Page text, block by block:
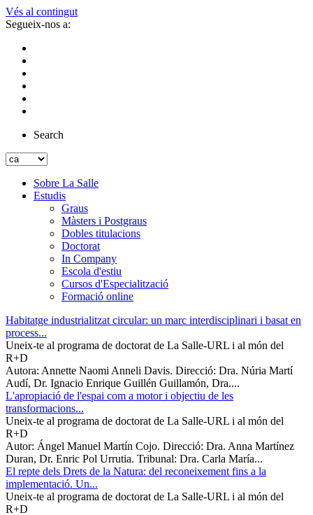
Vés al contingut
Segueix-nos a:
Search
Sobre La Salle
Estudis
Graus
Màsters i Postgraus
Dobles titulacions
Doctorat
In Company
Escola d'estiu
Cursos d'Especialització
Formació online
Habitatge industrialitzat circular: un marc interdisciplinari i basat en
process...
Uneix-te al programa de doctorat de La Salle-URL i al món del
R+D
Autora: Annette Naomi Anneli Davis. Direcció: Dra. Núria Martí
Audí, Dr. Ignacio Enrique Guillén Guillamón, Dra....
L'apropiació de l'espai com a motor i objectiu de les
transformacions...
Uneix-te al programa de doctorat de La Salle-URL i al món del
R+D
Autor: Ángel Manuel Martín Cojo. Direcció: Dra. Anna Martínez
Duran, Dr. Enric Pol Urrutia. Tribunal: Dra. Carla María...
El repte dels Drets de la Natura: del reconeixement fins a la
implementació. Un...
Uneix-te al programa de doctorat de La Salle-URL i al món del
R+D